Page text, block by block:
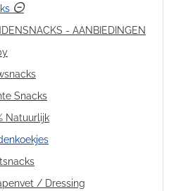
- AANBIEDINGEN
Snacks
Natuurlijk
/ Dressing